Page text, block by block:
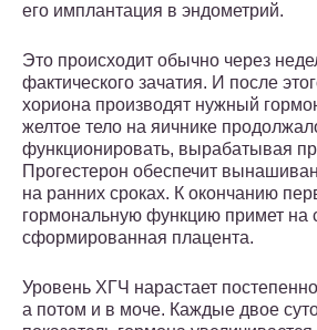
его имплантация в эндометрий.
Это происходит обычно через
фактического зачатия. И после
хориона производят нужный
желтое тело на яичнике
функционировать, вырабатывая
Прогестерон обеспечит
на ранних сроках. К окончанию
гормональную функцию примет на
сформированная плацента.
Уровень ХГЧ нарастает
а потом и в моче. Каждые двое